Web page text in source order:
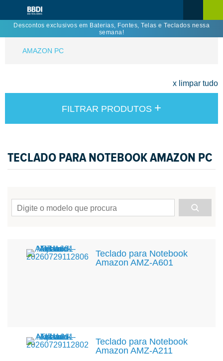
Descontos exclusivos em Baterias, Fontes, Telas e Teclados nessa
semana!
AMAZON PC
x limpar tudo
FILTRAR PRODUTOS +
TECLADO PARA NOTEBOOK AMAZON PC
Teclado para Notebook
Amazon AMZ-A601
Teclado para Notebook
Amazon AMZ-A211